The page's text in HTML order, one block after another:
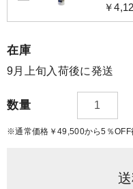
￥
在庫
9月上旬入荷後に発送
数量
※通常価格￥49,500から5％OFF